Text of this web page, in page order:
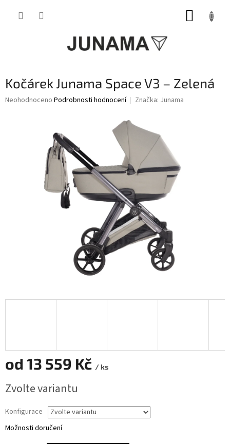
Kočárek Junama Space V3 – Zelená
Průměrné
Neohodnoceno Podrobnosti hodnocení Značka: Junama
od 13 559 Kč / ks
cena:
Zvolte variantu
Konfigurace
Možnosti doručení